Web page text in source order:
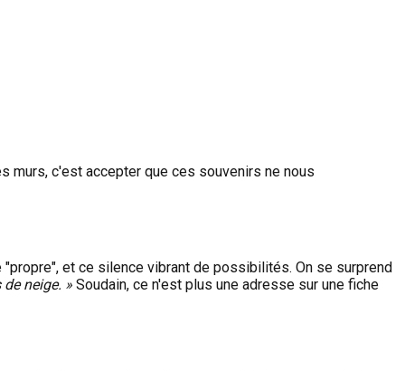
murs, c'est accepter que ces souvenirs ne nous
et ce silence vibrant de possibilités. On se surprend
neige. » Soudain, ce n'est plus une adresse sur une fiche